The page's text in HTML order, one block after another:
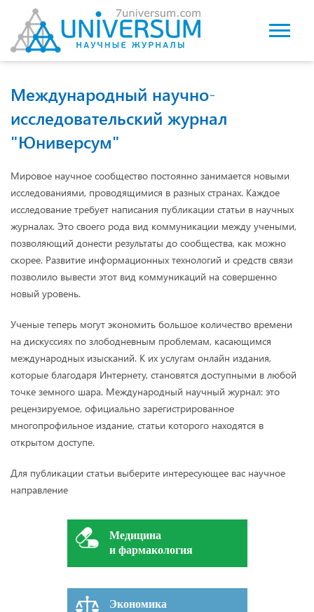
Международный научно-
исследовательский журнал
"Юниверсум"
Мировое научное сообщество постоянно занимается новыми
исследованиями, проводящимися в разных странах. Каждое
исследование требует написания публикации статьи в научных
журналах. Это своего рода вид коммуникации между учеными,
позволяющий донести результаты до сообщества, как можно
скорее. Развитие информационных технологий и средств связи
позволило вывести этот вид коммуникаций на совершенно
новый уровень.
Ученые теперь могут экономить большое количество времени
на дискуссиях по злободневным проблемам, касающимся
международных изысканий. К их услугам онлайн издания,
которые благодаря Интернету, становятся доступными в любой
точке земного шара. Международный научный журнал: это
рецензируемое, официально зарегистрированное
многопрофильное издание, статьи которого находятся в
открытом доступе.
Для публикации статьи выберите интересующее вас научное
направление
Медицина
и фармакология
Экономика